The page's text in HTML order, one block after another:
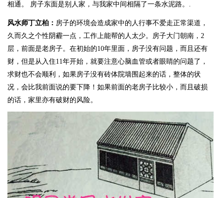
相通。
房子东面是别人家，与我家中间相隔了一条水泥路。 .
风水师丁立柏： 房子的环境会造成家中的人行事不爱走正常渠道，
久而久之个性阴霾一点，工作上能帮的人太少。房子大门朝南， 2
层，前面是老房子。在初始的10年里面，房子没有问题，而且还有
财，但是从入住11年开始，就要注意心脑血管或者眼睛的问题了，
求财也不会顺利，如果房子没有砖体院墙围起来的话，整体的状
况，会比我前面说的要下降！如果前面的老房子比较小，而且破损
的话，家里亦有破财的风险。